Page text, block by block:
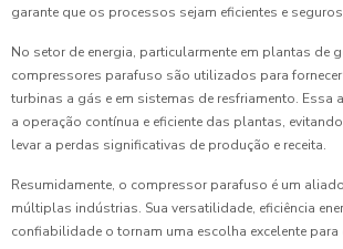
garante que os processos sejam eficientes e
No setor de energia, particularmente em plantas de
compressores parafuso são utilizados para
turbinas a gás e em sistemas de resfriamento. Essa
a operação contínua e eficiente das plantas,
levar a perdas significativas de produção e receita.
Resumidamente, o compressor parafuso é um
múltiplas indústrias. Sua versatilidade, eficiência
confiabilidade o tornam uma escolha excelente